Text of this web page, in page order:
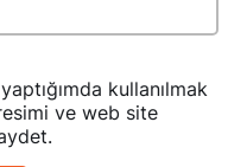
kullanılmak
ve web site